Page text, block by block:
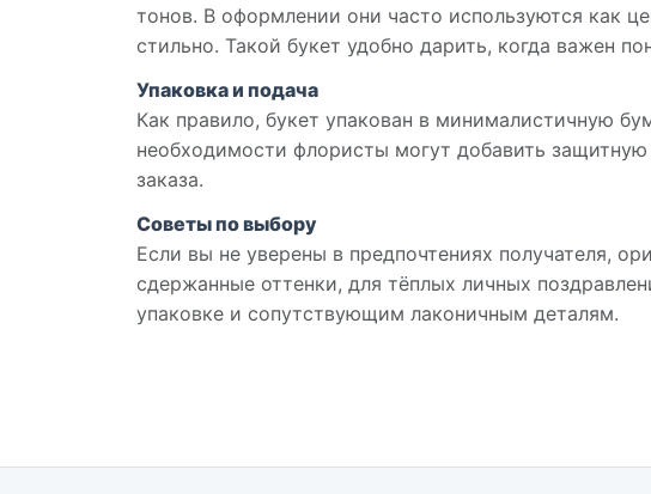
тонов. В оформлении они часто используются как
стильно. Такой букет удобно дарить, когда важен
Упаковка и подача
Как правило, букет упакован в минималистичную
необходимости флористы могут добавить
заказа.
Советы по выбору
Если вы не уверены в предпочтениях получателя,
сдержанные оттенки, для тёплых личных
упаковке и сопутствующим лаконичным деталям.